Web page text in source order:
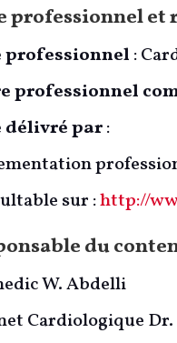
professionnel et
professionnel :
professionnel
délivré par:
sur :http://
du
W. Abdelli
Cardiologique